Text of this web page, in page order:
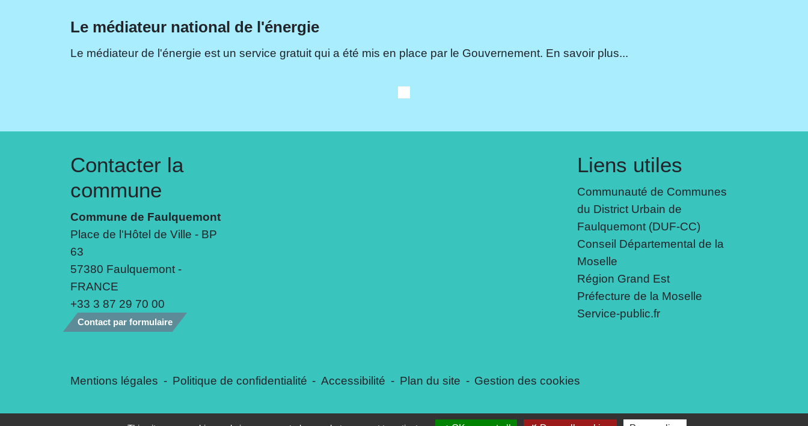
Le médiateur national de l'énergie
Le médiateur de l'énergie est un service gratuit qui a été mis en place par le Gouvernement. En savoir plus...
Contacter la
commune
Commune de Faulquemont
Place de l'Hôtel de Ville - BP
63
57380 Faulquemont -
FRANCE
+33 3 87 29 70 00
Contact par formulaire
Liens utiles
Communauté de Communes
du District Urbain de
Faulquemont (DUF-CC)
Conseil Départemental de la
Moselle
Région Grand Est
Préfecture de la Moselle
Service-public.fr
Mentions légales - Politique de confidentialité - Accessibilité - Plan du site - Gestion des cookies